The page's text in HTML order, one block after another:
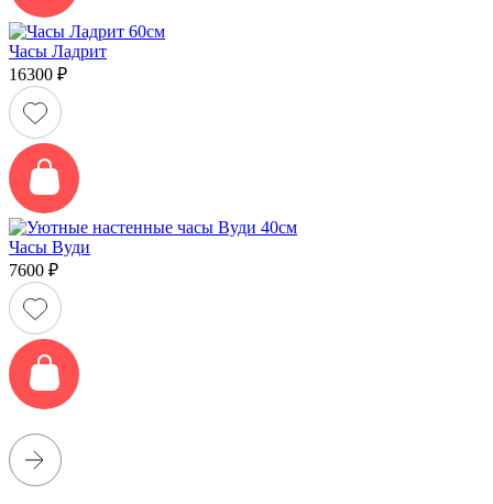
Часы Ладрит
16300 ₽
Часы Вуди
7600 ₽